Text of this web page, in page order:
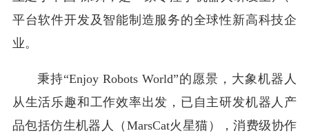
平台软件开发及智能制造服务的全球性新高科技企
业。
秉持“Enjoy Robots World”的愿景，大象机器人
从生活乐趣和工作效率出发，已自主研发机器人产
品包括仿生机器人（MarsCat火星猫），消费级协作